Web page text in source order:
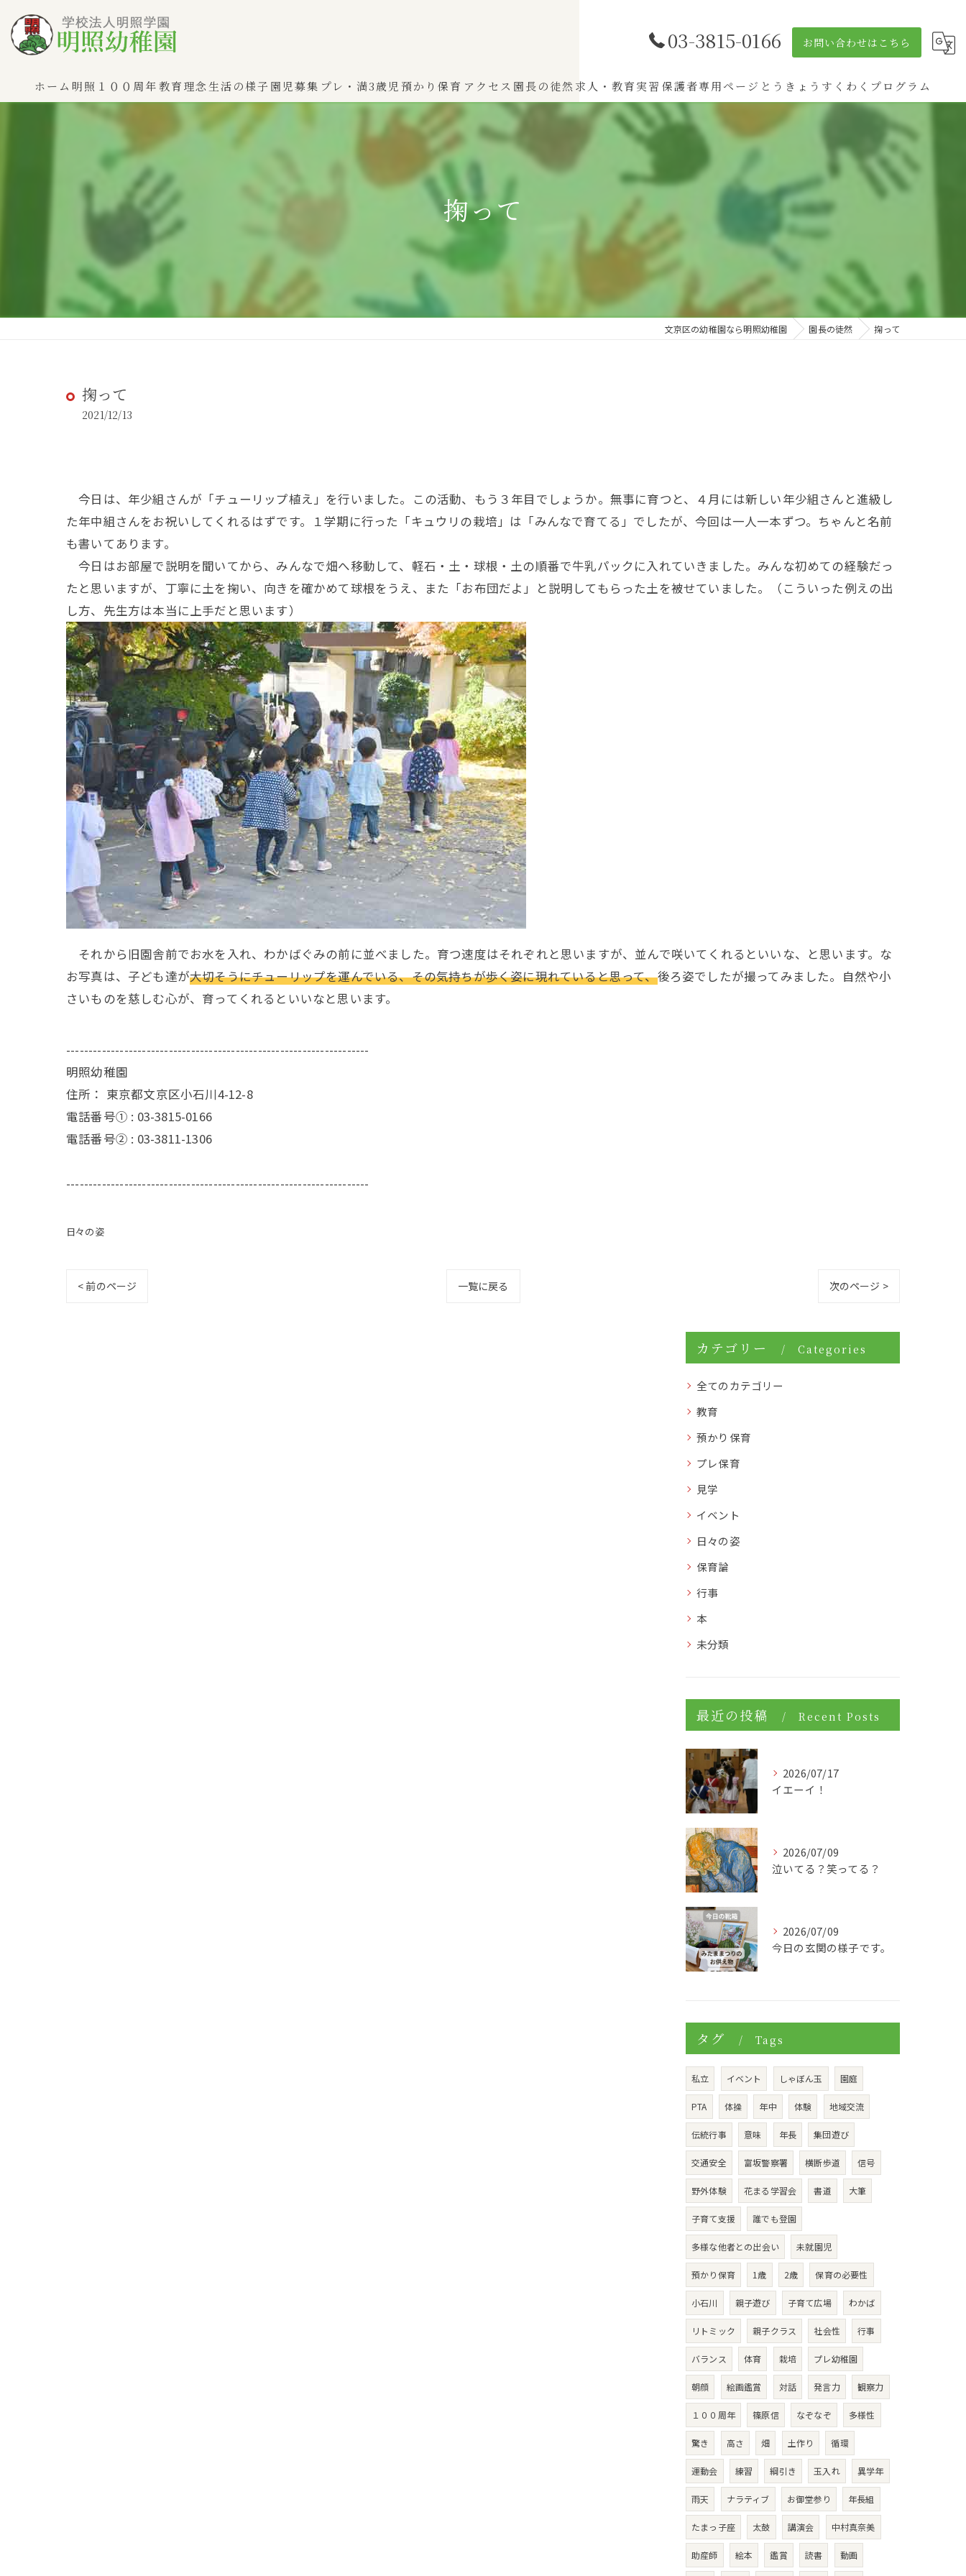
03-3815-0166 お問い合わせはこちら
ホーム 明照１００周年教育理念生活の様子 園児募集 プレ・満3歳児
わかば（0～2歳児）
ひよこぐみ（1〜2歳児）
預かり保育 アクセス 園長の徒然 求人・教育実習 保護者専用ページ とうきょうすくわくプログラム
掬って
文京区の幼稚園なら明照幼稚園 園長の徒然 掬って
掬って
2021/12/13
今日は、年少組さんが「チューリップ植え」を行いました。この活動、もう３年目でしょうか。無事に育つと、４月には新しい年少組さんと進級し
た年中組さんをお祝いしてくれるはずです。１学期に行った「キュウリの栽培」は「みんなで育てる」でしたが、今回は一人一本ずつ。ちゃんと名前
も書いてあります。
今日はお部屋で説明を聞いてから、みんなで畑へ移動して、軽石・土・球根・土の順番で牛乳パックに入れていきました。みんな初めての経験だっ
たと思いますが、丁寧に土を掬い、向きを確かめて球根をうえ、また「お布団だよ」と説明してもらった土を被せていました。（こういった例えの出
し方、先生方は本当に上手だと思います）
それから旧園舎前でお水を入れ、わかばぐみの前に並べました。育つ速度はそれぞれと思いますが、並んで咲いてくれるといいな、と思います。な
お写真は、子ども達が大切そうにチューリップを運んでいる、その気持ちが歩く姿に現れていると思って、後ろ姿でしたが撮ってみました。自然や小
さいものを慈しむ心が、育ってくれるといいなと思います。
--------------------------------------------------------------------
明照幼稚園
住所： 東京都文京区小石川4-12-8
電話番号① : 03-3815-0166
電話番号② : 03-3811-1306
--------------------------------------------------------------------
日々の姿
< 前のページ 一覧に戻る 次のページ >
カテゴリー Categories
全てのカテゴリー
教育
預かり保育
プレ保育
見学
イベント
日々の姿
保育論
行事
本
未分類
最近の投稿 Recent Posts
2026/07/17
イエーイ！
2026/07/09
泣いてる？笑ってる？
2026/07/09
今日の玄関の様子です。
タグ Tags
私立 イベント しゃぼん玉 園庭
PTA 体操 年中 体験 地域交流
伝統行事 意味 年長 集団遊び
交通安全 富坂警察署 横断歩道 信号
野外体験 花まる学習会 書道 大筆
子育て支援 誰でも登園
多様な他者との出会い 未就園児
預かり保育 1歳 2歳 保育の必要性
小石川 親子遊び 子育て広場 わかば
リトミック 親子クラス 社会性 行事
バランス 体育 栽培 プレ幼稚園
朝顔 絵画鑑賞 対話 発言力 観察力
１００周年 篠原信 なぞなぞ 多様性
驚き 高さ 畑 土作り 循環
運動会 練習 綱引き 玉入れ 異学年
雨天 ナラティブ お御堂参り 年長組
たまっ子座 太鼓 講演会 中村真奈美
助産師 絵本 鑑賞 読書 動画